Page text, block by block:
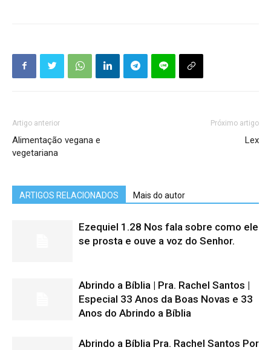
Artigo anterior
Alimentação vegana e
vegetariana
Próximo artigo
Lex
ARTIGOS RELACIONADOS Mais do autor
Ezequiel 1.28 Nos fala sobre como ele
se prosta e ouve a voz do Senhor.
Abrindo a Bíblia | Pra. Rachel Santos |
Especial 33 Anos da Boas Novas e 33
Anos do Abrindo a Bíblia
Abrindo a Bíblia Pra. Rachel Santos Por